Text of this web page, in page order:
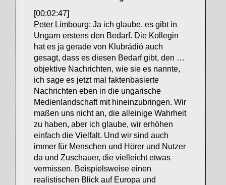
[00:02:47]
Peter Limbourg: Ja ich glaube, es gibt in
Ungarn erstens den Bedarf. Die Kollegin
hat es ja gerade von Klubrádió auch
gesagt, dass es diesen Bedarf gibt, den …
objektive Nachrichten, wie sie es nannte,
ich sage es jetzt mal faktenbasierte
Nachrichten eben in die ungarische
Medienlandschaft mit hineinzubringen. Wir
maßen uns nicht an, die alleinige Wahrheit
zu haben, aber ich glaube, wir erhöhen
einfach die Vielfalt. Und wir sind auch
immer für Menschen und Hörer und Nutzer
da und Zuschauer, die vielleicht etwas
vermissen. Beispielsweise einen
realistischen Blick auf Europa und